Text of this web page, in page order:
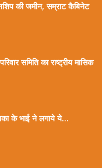
की जमीन, सम्राट कैबिनेट
समिति का राष्ट्रीय मासिक
के भाई ने लगाये ये...